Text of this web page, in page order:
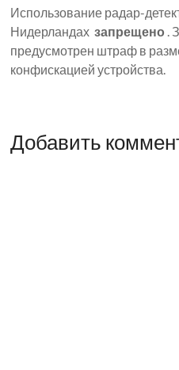
Использование радар-
Нидерландахзапрещено .
предусмотрен штраф в
конфискацией устройства.
Добавить